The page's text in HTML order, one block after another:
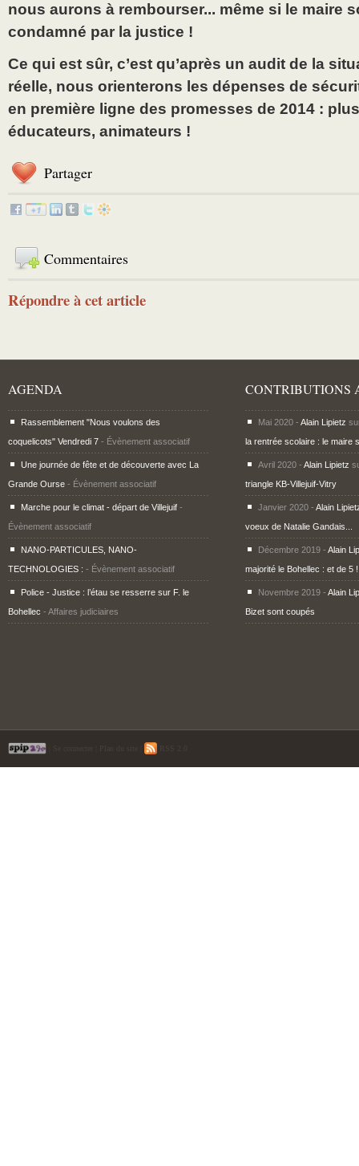
nous aurons à rembourser... même si le maire
condamné par la justice !
Ce qui est sûr, c’est qu’après un audit de la
réelle, nous orienterons les dépenses de
en première ligne des promesses de 2014 :
éducateurs, animateurs !
Partager
Commentaires
Répondre à cet article
AGENDA
Rassemblement "Nous voulons des
coquelicots" Vendredi 7 - Évènement associatif
Une journée de fête et de découverte avec La
Grande Ourse - Évènement associatif
Marche pour le climat - départ de Villejuif -
Évènement associatif
NANO-PARTICULES, NANO-
TECHNOLOGIES : - Évènement associatif
Police - Justice : l’étau se resserre sur F. le
Bohellec - Affaires judiciaires
CONTRIBUTIONS
Mai 2020 - Alain Lipietz
la rentrée scolaire : le maire
Avril 2020 - Alain Lipietz
triangle KB-Villejuif-Vitry
Janvier 2020 - Alain
voeux de Natalie Gandais...
Décembre 2019 - Alain
majorité le Bohellec : et de 5 !
Novembre 2019 - Alain
Bizet sont coupés